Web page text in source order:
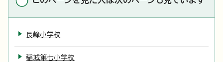
長峰小学校
稲城第七小学校